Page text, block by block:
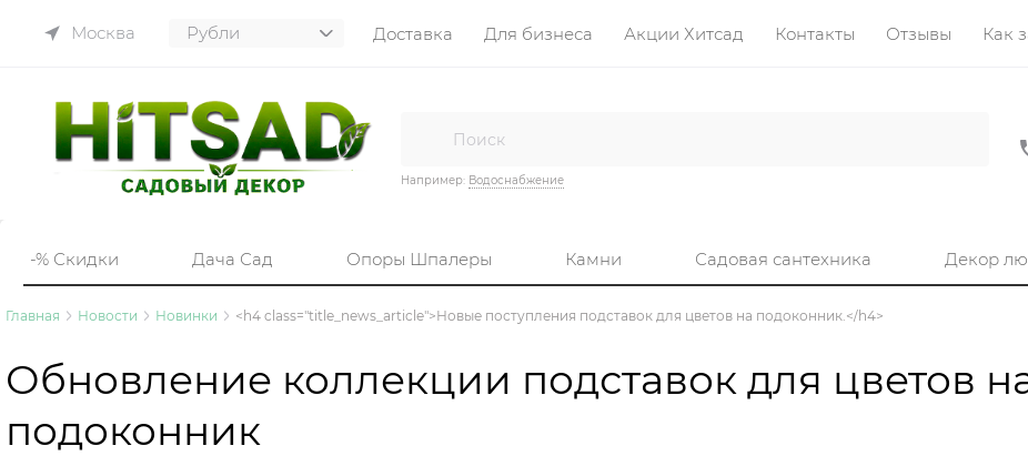
Москва Доставка Для бизнеса Акции Хитсад Контакты Отзывы Как
Например: Водоснабжение
-% Скидки Дача Сад Опоры Шпалеры Камни Садовая сантехника Декор
Главная Новости Новинки <h4 class="title_news_article">Новые поступления подставок для цветов на подоконник.</h4>
Обновление коллекции подставок для цветов
подоконник